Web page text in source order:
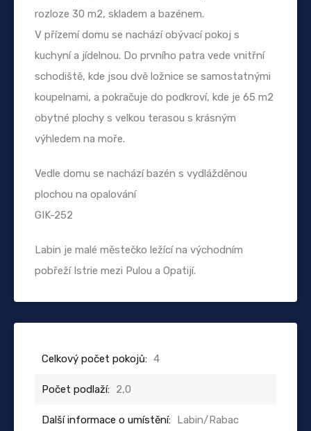
rozloze 30 m2, skladem a bazénem.
V přízemí domu se nachází obývací pokoj s
kuchyní a jídelnou. Do prvního patra vede vnitřní
schodiště, kde jsou dvě ložnice se samostatnými
koupelnami, a pokračuje do podkroví, kde je 65 m2
obytné plochy s velkou terasou s krásným
výhledem na moře.
Vedle domu se nachází bazén s vydlážděnou
plochou na opalování
GIK-252
Labin je malé městečko ležící na východním
pobřeží Istrie mezi Pulou a Opatijí.
Celkový počet pokojů: 4
Počet podlaží: 2,0
Další informace o umístění: Labin/Rabac